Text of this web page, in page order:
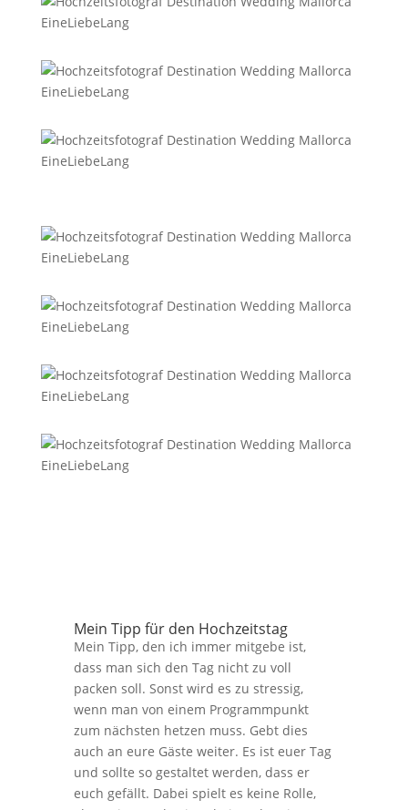
Mein Tipp für den Hochzeitstag
Mein Tipp, den ich immer mitgebe ist,
dass man sich den Tag nicht zu voll
packen soll. Sonst wird es zu stressig,
wenn man von einem Programmpunkt
zum nächsten hetzen muss. Gebt dies
auch an eure Gäste weiter. Es ist euer Tag
und sollte so gestaltet werden, dass er
euch gefällt. Dabei spielt es keine Rolle,